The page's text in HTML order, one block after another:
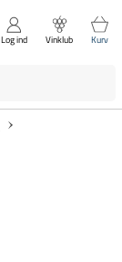
Luk
Log ind Vinklub Kurv